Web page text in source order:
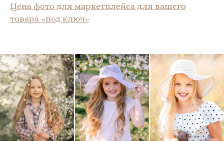
Цена фото для маркетплейса для вашего
товара «под ключ»